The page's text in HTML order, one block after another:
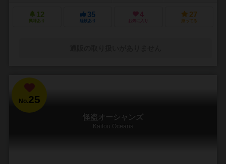
12
興味あり
35
経験あり
4
お気に入り
27
持ってる
No.25
怪盗オーシャンズ
Kaitou Oceans